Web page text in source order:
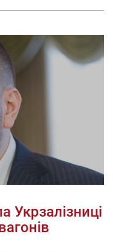
Укрзалізниці